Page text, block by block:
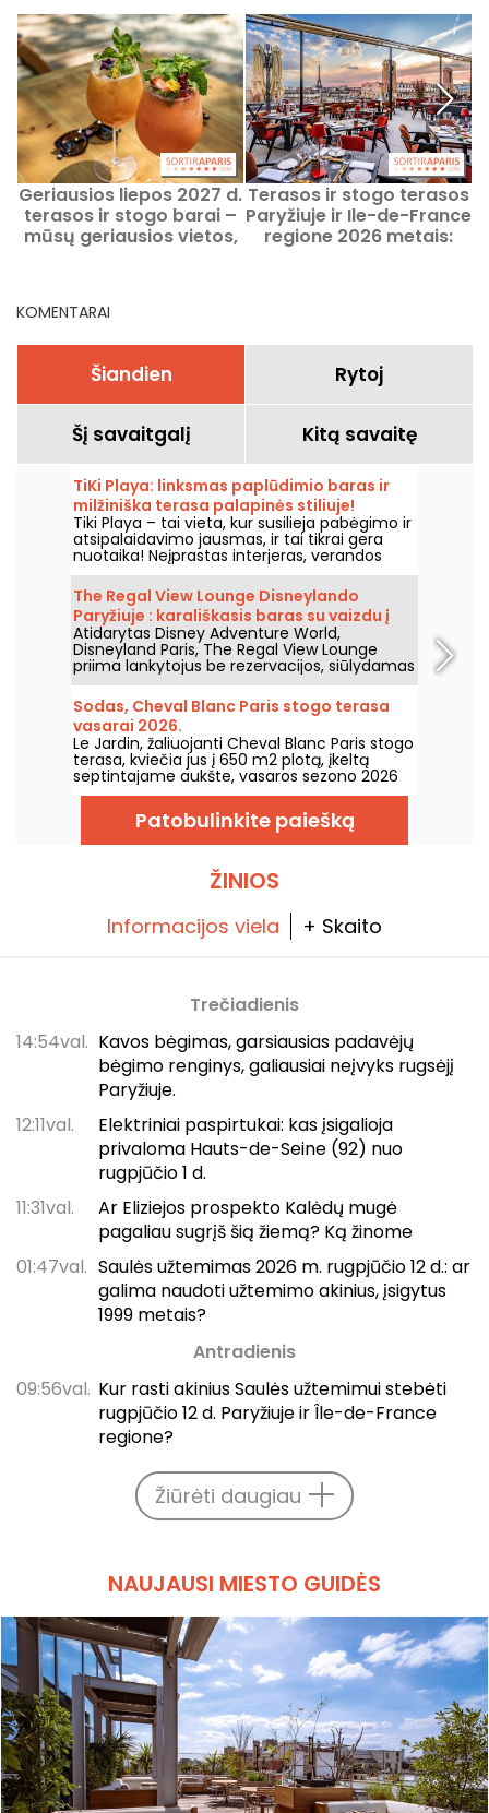
Geriausios liepos 2027 d.
terasos ir stogo barai –
mūsų geriausios vietos,
Terasos ir stogo terasos
Paryžiuje ir Ile-de-France
regione 2026 metais:
KOMENTARAI
Šiandien Rytoj
Šį savaitgalį Kitą savaitę
TiKi Playa: linksmas paplūdimio baras ir
milžiniška terasa palapinės stiliuje!
Tiki Playa – tai vieta, kur susilieja pabėgimo ir
atsipalaidavimo jausmas, ir tai tikrai gera
nuotaika! Neįprastas interjeras, verandos
stiliaus paplūdimio namelis, bambukinis
baras, milžiniška terasa ir požeminis klubas...
ir durys atviros kiekvieną dieną!
The Regal View Lounge Disneylando
Paryžiuje : karališkasis baras su vaizdu į
Adventure Bay, mūsų nuomonė
Atidarytas Disney Adventure World,
Disneyland Paris, The Regal View Lounge
priima lankytojus be rezervacijos, siūlydamas
kokteilį, kavą ar karštą šokoladą prieš
Adventure Bay. Šis teminis baras, skirtingas
nuo šalia esančio restorano su Disney
princesėmis, siūlo dekorą, kupiną nuorodų, ir
aiškų vaizdą į World of Frozen.
Sodas, Cheval Blanc Paris stogo terasa
vasarai 2026.
Le Jardin, žaliuojanti Cheval Blanc Paris stogo
terasa, kviečia jus į 650 m2 plotą, įkeltą
septintajame aukšte, vasaros sezono 2026
metu. Čia rasite Williamo Béquin šviežiai
paruoštą meniu ir garsias Maximo Frédérico
šaldytas taurėles, nuo trečiadienio iki
sekmadienio visą vasarą.
Patobulinkite paiešką
ŽINIOS
Informacijos viela + Skaito
Trečiadienis
14:54val. Kavos bėgimas, garsiausias padavėjų
bėgimo renginys, galiausiai neįvyks rugsėjį
Paryžiuje.
12:11val.
Elektriniai paspirtukai: kas įsigalioja
privaloma Hauts-de-Seine (92) nuo
rugpjūčio 1 d.
11:31val.
Ar Eliziejos prospekto Kalėdų mugė
pagaliau sugrįš šią žiemą? Ką žinome
01:47val. Saulės užtemimas 2026 m. rugpjūčio 12 d.: ar
galima naudoti užtemimo akinius, įsigytus
1999 metais?
Antradienis
09:56val. Kur rasti akinius Saulės užtemimui stebėti
rugpjūčio 12 d. Paryžiuje ir Île-de-France
regione?
Žiūrėti daugiau
NAUJAUSI MIESTO GUIDĖS